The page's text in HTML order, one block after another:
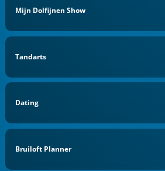
Mijn Dolfijnen Show
Tandarts
Dating
Bruiloft Planner